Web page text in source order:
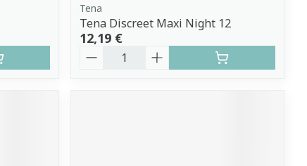
Tena
Tena Discreet Maxi Night 12
12,19 €
Quantité